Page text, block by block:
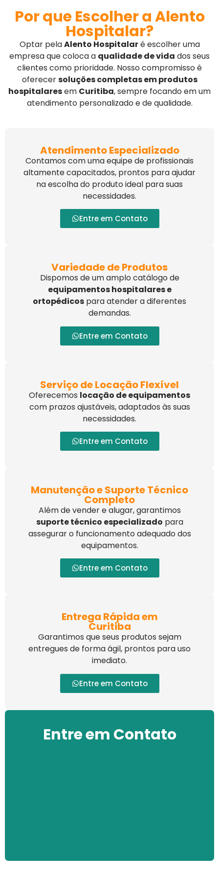
Por que Escolher a Alento
Hospitalar?
Optar pelaAlento Hospitalaré escolher uma
empresa que coloca a qualidade de vida dos seus
clientes como prioridade. Nosso compromisso é
oferecersoluções completas em produtos
hospitalaresem Curitiba, sempre focando em um
atendimento personalizado e de qualidade.
Atendimento Especializado
Contamos com uma equipe de profissionais
altamente capacitados, prontos para ajudar
na escolha do produto ideal para suas
necessidades.
Entre em Contato
Variedade de Produtos
Dispomos de um amplo catálogo de
equipamentos hospitalares e
ortopédicos para atender a diferentes
demandas.
Entre em Contato
Serviço de Locação Flexível
Oferecemos locação de equipamentos
com prazos ajustáveis, adaptados às suas
necessidades.
Entre em Contato
Manutenção e Suporte Técnico
Completo
Além de vender e alugar, garantimos
suporte técnico especializado para
assegurar o funcionamento adequado dos
equipamentos.
Entre em Contato
Entrega Rápida em
Curitiba
Garantimos que seus produtos sejam
entregues de forma ágil, prontos para uso
imediato.
Entre em Contato
Entre em Contato